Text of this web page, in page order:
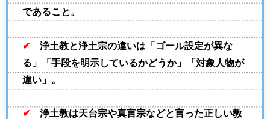
であること。
✔ 浄土教と浄土宗の違いは「ゴール設定が異な
る」「手段を明示しているかどうか」「対象人物が
違い」。
✔ 浄土教は天台宗や真言宗などと言った正しい教